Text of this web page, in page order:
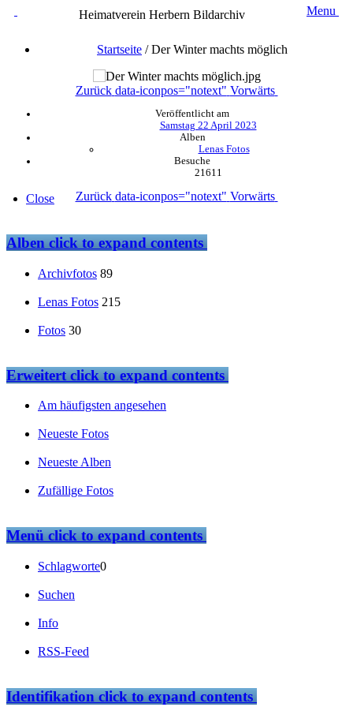
Heimatverein Herbern Bildarchiv Menu
Startseite /Der Winter machts möglich
Zurück data-iconpos="notext" Vorwärts
Veröffentlicht am
Samstag 22 April 2023
Alben
Lenas Fotos
Besuche
21611
Zurück data-iconpos="notext" Vorwärts
Close
Albenclick to expand contents
Archivfotos 89
Lenas Fotos 215
Fotos 30
Erweitertclick to expand contents
Am häufigsten angesehen
Neueste Fotos
Neueste Alben
Zufällige Fotos
Menüclick to expand contents
Schlagworte0
Suchen
Info
RSS-Feed
Identifikationclick to expand contents